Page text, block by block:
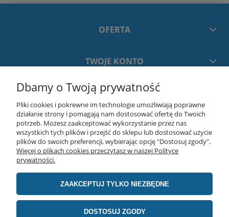
OFERTA
TWOJE KONTO
PŁATNOŚCI I DOSTAWA
INFORMACJE
O NAS
advertnet.pl
Dbamy o Twoją prywatność
Pliki cookies i pokrewne im technologie umożliwiają poprawne
działanie strony i pomagają nam dostosować ofertę do Twoich
potrzeb. Możesz zaakceptować wykorzystanie przez nas
wszystkich tych plików i przejść do sklepu lub dostosować użycie
plików do swoich preferencji, wybierając opcję "Dostosuj zgody".
Więcej o plikach cookies przeczytasz w naszej Polityce
prywatności.
ZAAKCEPTUJ TYLKO NIEZBĘDNE
DOSTOSUJ ZGODY